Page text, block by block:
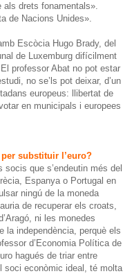
als drets fonamentals».
de Nacions Unides».
Escòcia Hugo Brady, del
de Luxemburg difícilment
professor Abat no pot estar
no se’ls pot deixar, d’un
europeus: llibertat de
en municipals i europees
substituir l’euro?
socis que s’endeutin més del
Espanya o Portugal en
ningú de la moneda
de recuperar els croats,
ni les monedes
la independència, perquè els
d’Economia Política de
hagués de triar entre
soci econòmic ideal, té molta